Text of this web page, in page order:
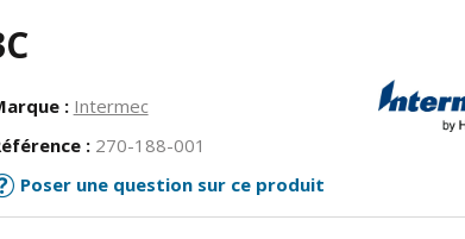
: Intermec
: 270-188-001
Poser une question sur ce produit